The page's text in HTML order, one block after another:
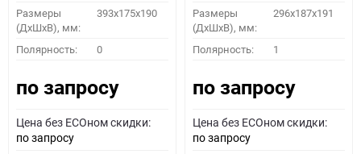
Размеры
(ДхШхВ), мм:
393x175x190
Полярность: 0
по запросу
Цена без ECOном скидки:
по запросу
Размеры
(ДхШхВ), мм:
296х187х191
Полярность: 1
по запросу
Цена без ECOном скидки:
по запросу